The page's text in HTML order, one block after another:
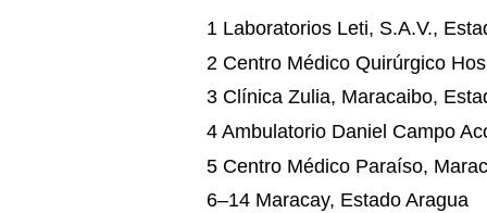
1 Laboratorios Leti, S.A.V.,
2 Centro Médico Quirúrgico
3 Clínica Zulia, Maracaibo,
4 Ambulatorio Daniel Campo
5 Centro Médico Paraíso,
6–14 Maracay, Estado Aragua